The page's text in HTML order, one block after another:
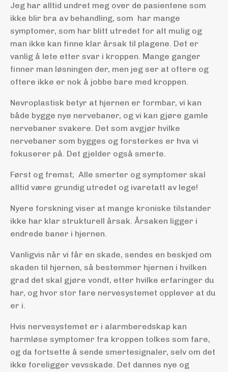
Jeg har alltid undret meg over de pasientene som
ikke blir bra av behandling, som har mange
symptomer, som har blitt utredet for alt mulig og
man ikke kan finne klar årsak til plagene. Det er
vanlig å lete etter svar i kroppen. Mange ganger
finner man løsningen der, men jeg ser at oftere og
oftere ikke er nok å jobbe bare med kroppen.
Nevroplastisk betyr at hjernen er formbar, vi kan
både bygge nye nervebaner, og vi kan gjøre gamle
nervebaner svakere. Det som avgjør hvilke
nervebaner som bygges og forsterkes er hva vi
fokuserer på. Det gjelder også smerte.
Først og fremst; Alle smerter og symptomer skal
alltid være grundig utredet og ivaretatt av lege!
Nyere forskning viser at mange kroniske tilstander
ikke har klar strukturell årsak. Årsaken ligger i
endrede baner i hjernen.
Vanligvis når vi får en skade, sendes en beskjed om
skaden til hjernen, så bestemmer hjernen i hvilken
grad det skal gjøre vondt, etter hvilke erfaringer du
har, og hvor stor fare nervesystemet opplever at du
er i.
Hvis nervesystemet er i alarmberedskap kan
harmløse symptomer fra kroppen tolkes som fare,
og da fortsette å sende smertesignaler, selv om det
ikke foreligger vevsskade. Det dannes nye og